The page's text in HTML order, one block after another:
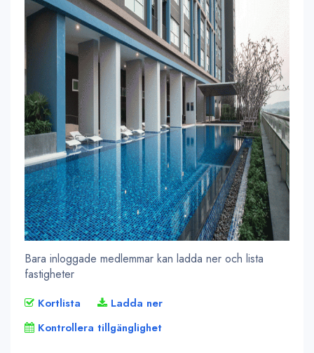
Bara inloggade medlemmar kan ladda ner och lista
fastigheter
Kortlista
Ladda ner
Kontrollera tillgänglighet